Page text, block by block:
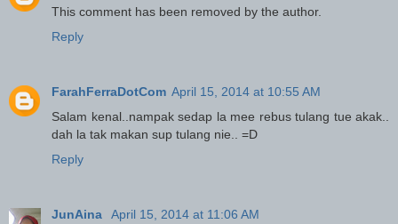
This comment has been removed by the author.
Reply
FarahFerraDotCom April 15, 2014 at 10:55 AM
Salam kenal..nampak sedap la mee rebus tulang tue akak..
dah la tak makan sup tulang nie.. =D
Reply
JunAina
April 15, 2014 at 11:06 AM